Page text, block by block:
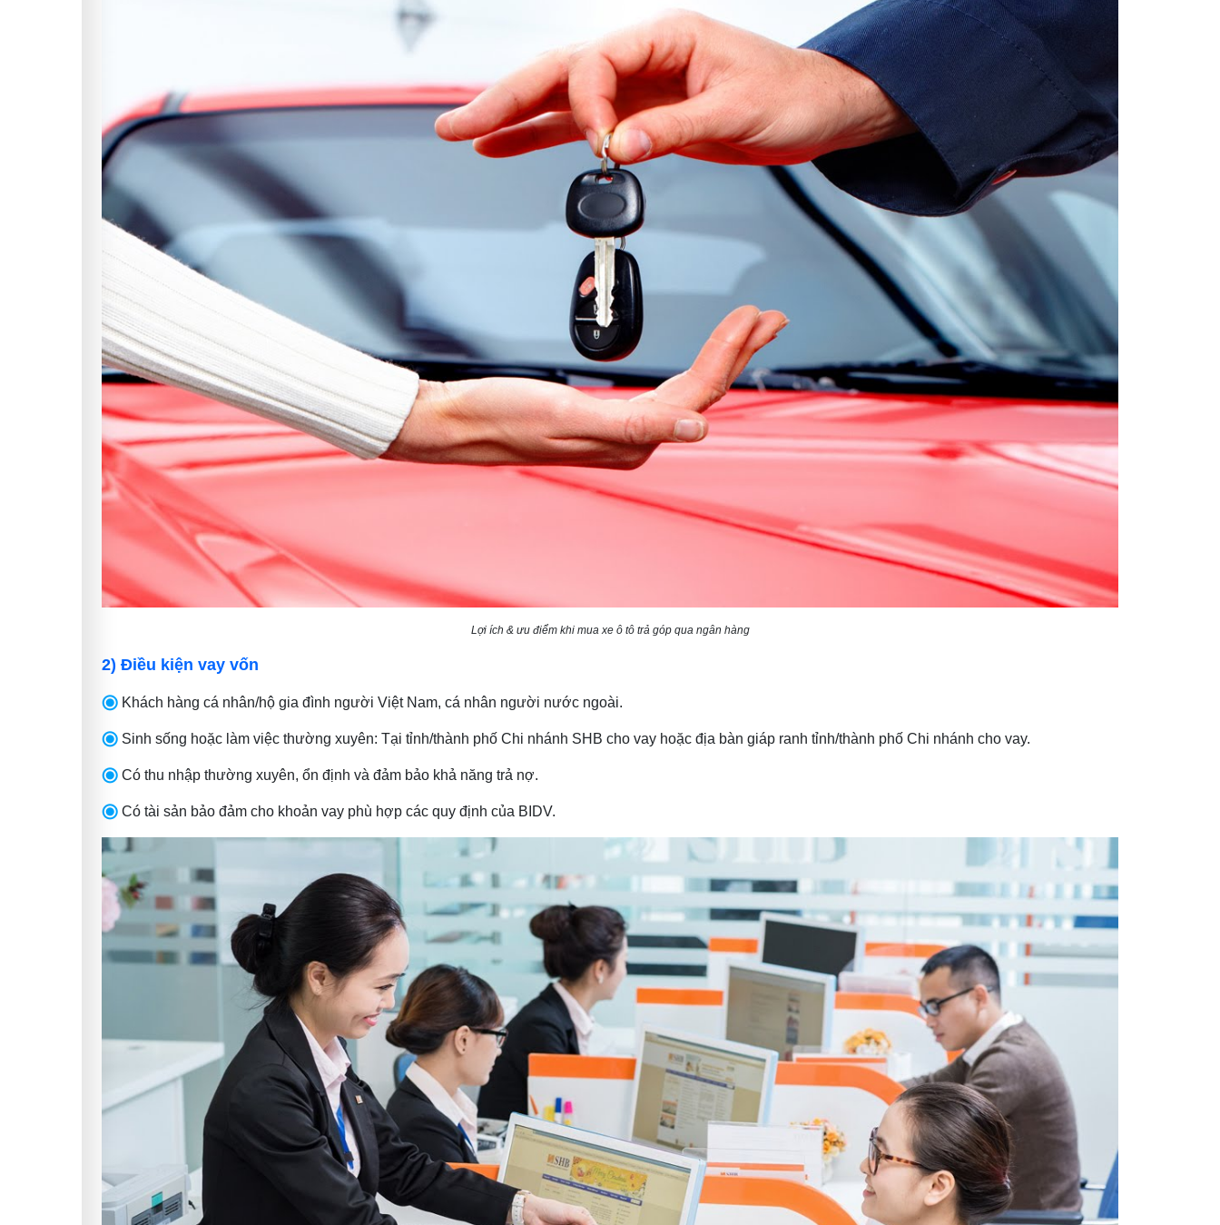
Lợi ích & ưu điểm khi mua xe ô tô trả góp qua ngân hàng
2) Điều kiện vay vốn
Khách hàng cá nhân/hộ gia đình người Việt Nam, cá nhân người nước ngoài.
Sinh sống hoặc làm việc thường xuyên: Tại tỉnh/thành phố Chi nhánh SHB cho vay hoặc địa bàn giáp ranh tỉnh/thành phố Chi nhánh cho vay.
Có thu nhập thường xuyên, ổn định và đảm bảo khả năng trả nợ.
Có tài sản bảo đảm cho khoản vay phù hợp các quy định của BIDV.